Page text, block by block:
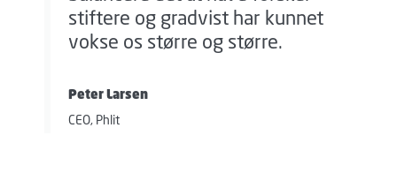
stiftere og gradvist har kunnet
vokse os større og større.
Peter Larsen
CEO, Phlit